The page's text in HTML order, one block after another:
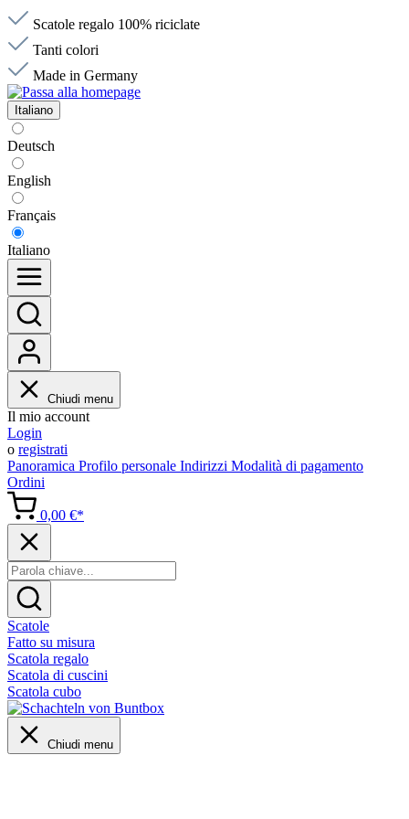
Scatole regalo 100% riciclate
Tanti colori
Made in Germany
Italiano
Deutsch
English
Français
Italiano
Chiudi menu
Il mio account
Login
o registrati
Panoramica Profilo personale Indirizzi Modalità di pagamento
Ordini
0,00 €*
Scatole
Fatto su misura
Scatola regalo
Scatola di cuscini
Scatola cubo
Chiudi menu